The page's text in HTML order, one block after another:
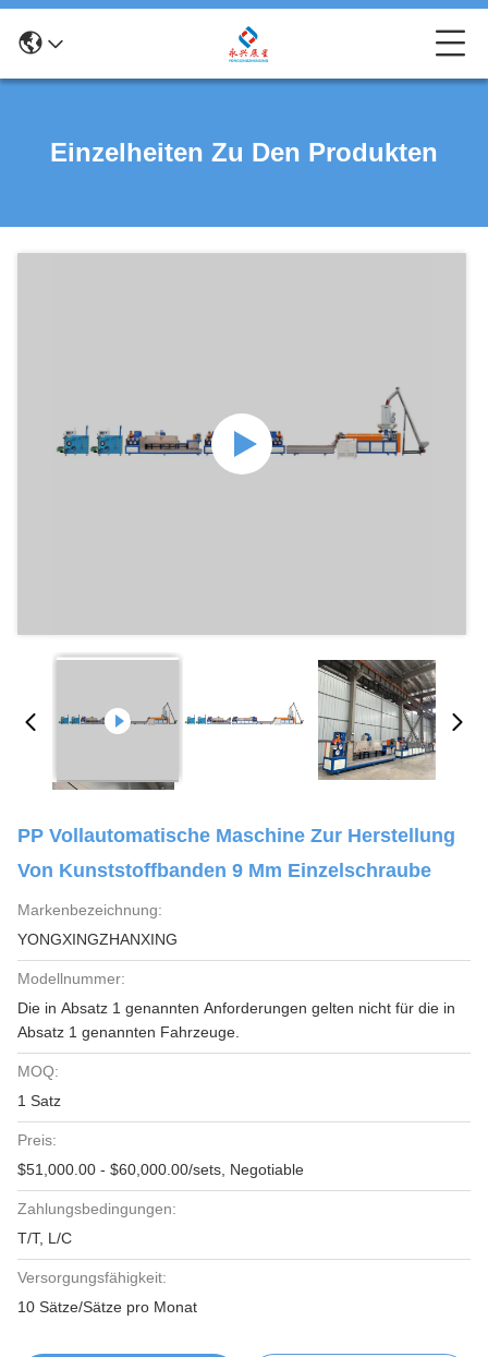
Einzelheiten Zu Den Produkten
PP Vollautomatische Maschine Zur Herstellung
Von Kunststoffbanden 9 Mm Einzelschraube
Markenbezeichnung:
YONGXINGZHANXING
Modellnummer:
Die in Absatz 1 genannten Anforderungen gelten nicht für die in
Absatz 1 genannten Fahrzeuge.
MOQ:
1 Satz
Preis:
$51,000.00 - $60,000.00/sets, Negotiable
Zahlungsbedingungen:
T/T, L/C
Versorgungsfähigkeit:
10 Sätze/Sätze pro Monat